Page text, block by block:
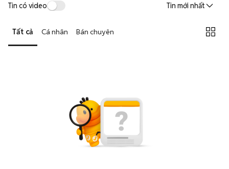
Tin có video Tin mới nhất
Tất cả Cá nhân Bán chuyên